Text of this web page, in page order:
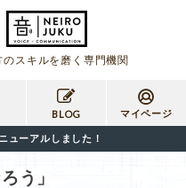
スキルを磨く専門機関
BLOG マイページ
ューアルしました！
う」